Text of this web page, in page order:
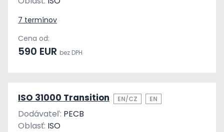
7 termínov
Cena od:
590 EUR bez DPH
ISO 31000 Transition EN/CZ EN
Dodávateľ: PECB
Oblasť: ISO